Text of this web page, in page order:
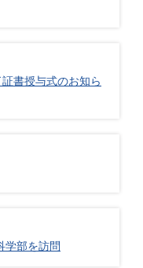
書授与式のお知ら
学部を訪問